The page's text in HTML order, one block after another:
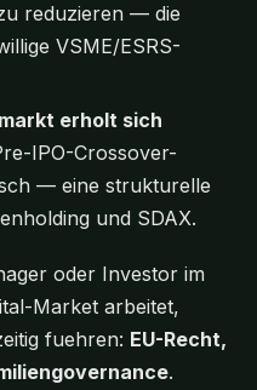
reduzieren — die
VSME/ESRS-
erholt sich
IPO-Crossover-
— eine strukturelle
und SDAX.
oder Investor im
Market arbeitet,
fuehren: EU-Recht,
.